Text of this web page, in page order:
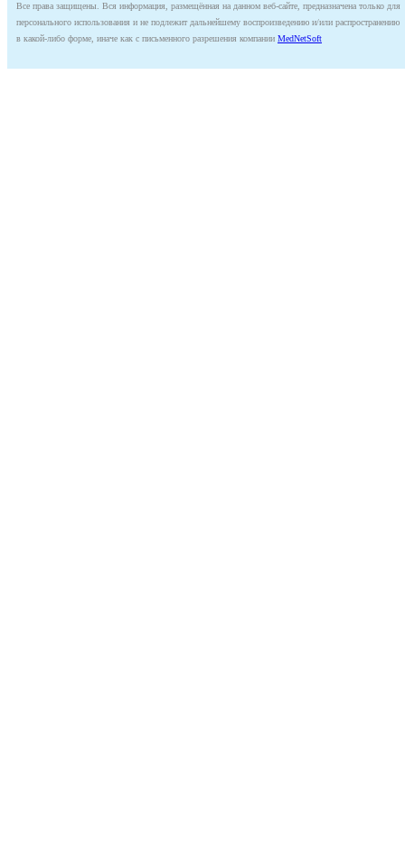
Все права защищены. Вся информация, размещённая на данном веб-сайте, предназначена только для
персонального использования и не подлежит дальнейшему воспроизведению и/или распространению
в какой-либо форме, иначе как с письменного разрешения компании MedNetSoft